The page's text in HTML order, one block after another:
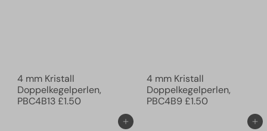
4 mm Kristall
Doppelkegelperlen,
PBC4B13£1.50
4 mm Kristall
Doppelkegelperlen,
PBC4B9 £1.50
In den Einkaufswagen legen
In den Einkaufswagen legen